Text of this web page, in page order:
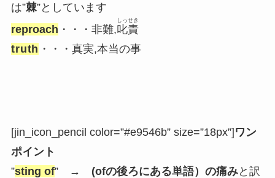
は”棘”としています
reproach ・・・非難,叱責
しっせき
truth ・・・真実,本当の事
[jin_icon_pencil color=”#e9546b” size=”18px”]ワン
ポイント
”sting of” → (ofの後ろにある単語）の痛みと訳